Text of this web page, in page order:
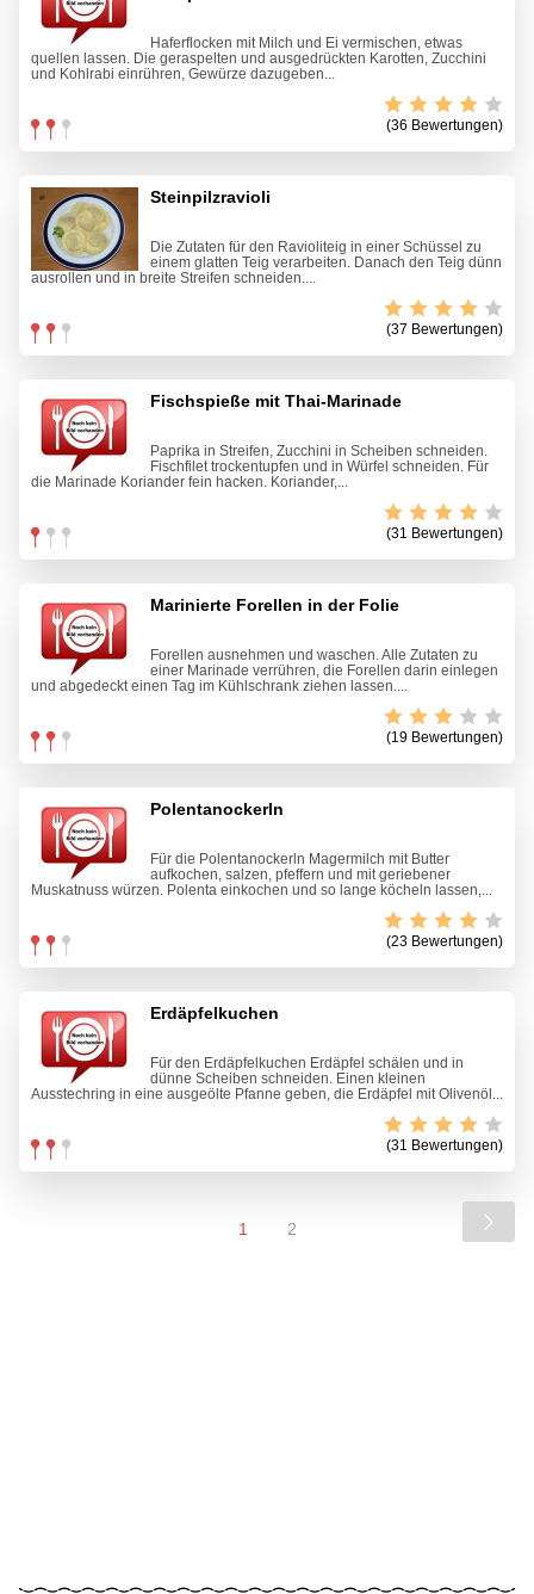
Haferflocken mit Milch und Ei vermischen, etwas
quellen lassen. Die geraspelten und ausgedrückten Karotten, Zucchini
und Kohlrabi einrühren, Gewürze dazugeben...
(36 Bewertungen)
Steinpilzravioli
Die Zutaten für den Ravioliteig in einer Schüssel zu
einem glatten Teig verarbeiten. Danach den Teig dünn
ausrollen und in breite Streifen schneiden....
(37 Bewertungen)
Fischspieße mit Thai-Marinade
Paprika in Streifen, Zucchini in Scheiben schneiden.
Fischfilet trockentupfen und in Würfel schneiden. Für
die Marinade Koriander fein hacken. Koriander,...
(31 Bewertungen)
Marinierte Forellen in der Folie
Forellen ausnehmen und waschen. Alle Zutaten zu
einer Marinade verrühren, die Forellen darin einlegen
und abgedeckt einen Tag im Kühlschrank ziehen lassen....
(19 Bewertungen)
Polentanockerln
Für die Polentanockerln Magermilch mit Butter
aufkochen, salzen, pfeffern und mit geriebener
Muskatnuss würzen. Polenta einkochen und so lange köcheln lassen,...
(23 Bewertungen)
Erdäpfelkuchen
Für den Erdäpfelkuchen Erdäpfel schälen und in
dünne Scheiben schneiden. Einen kleinen
Ausstechring in eine ausgeölte Pfanne geben, die Erdäpfel mit Olivenöl...
(31 Bewertungen)
1 2